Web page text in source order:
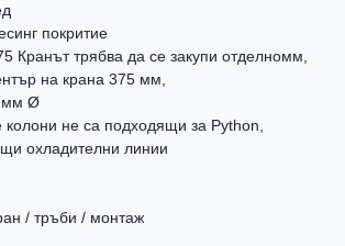
покритие
Кранът трябва да се закупи отделномм,
на крана 375 мм,
мм Ø
не са подходящи за Python,
охладителни линии
/ тръби / монтаж